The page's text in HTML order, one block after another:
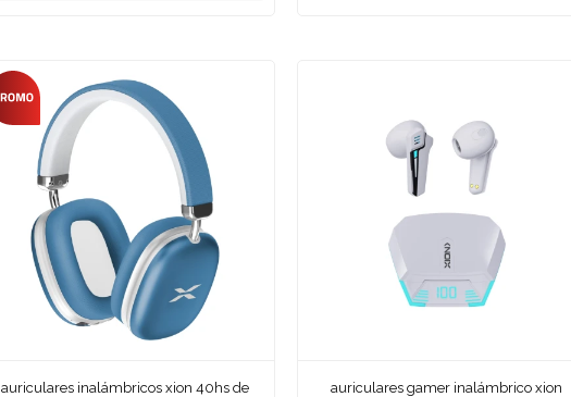
auriculares inalámbricos xion 40hs de
auriculares gamer inalámbrico xion